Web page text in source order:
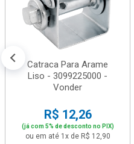
Catraca Para Arame
Liso - 3099225000 -
Vonder
R$ 12,26
(já com 5% de desconto no PIX)
ou em até 1x de R$ 12,90